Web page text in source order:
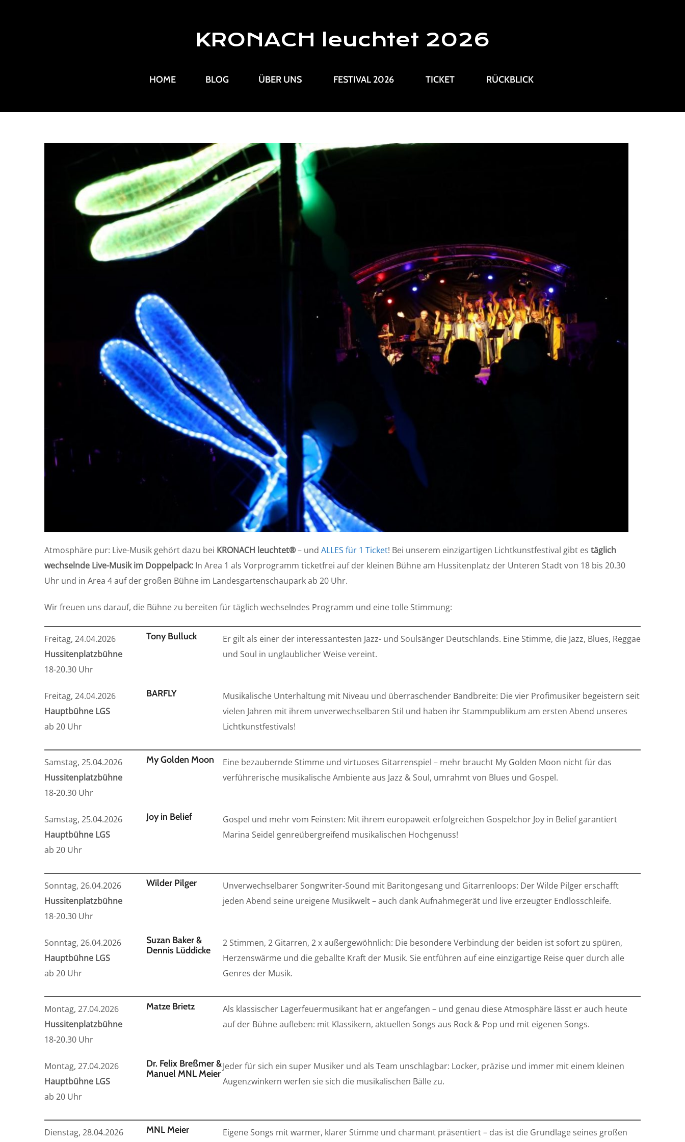
KRONACH leuchtet 2026
HOME BLOG ÜBER UNS FESTIVAL 2026 TICKET RÜCKBLICK
Atmosphäre pur: Live-Musik gehört dazu bei KRONACH leuchtet®– und ALLES für 1 Ticket! Bei unserem einzigartigen Lichtkunstfestival gibt es täglich
wechselnde Live-Musik im Doppelpack: In Area 1 als Vorprogramm ticketfrei auf der kleinen Bühne am Hussitenplatz der Unteren Stadt von 18 bis 20.30
Uhr und in Area 4 auf der großen Bühne im Landesgartenschaupark ab 20 Uhr.
Wir freuen uns darauf, die Bühne zu bereiten für täglich wechselndes Programm und eine tolle Stimmung:
Freitag, 24.04.2026
Hussitenplatzbühne
18-20.30 Uhr
Tony Bulluck
Er gilt als einer der interessantesten Jazz- und Soulsänger Deutschlands. Eine Stimme, die Jazz, Blues, Reggae
und Soul in unglaublicher Weise vereint.
Freitag, 24.04.2026
Hauptbühne LGS
ab 20 Uhr
BARFLY
Musikalische Unterhaltung mit Niveau und überraschender Bandbreite: Die vier Profimusiker begeistern seit
vielen Jahren mit ihrem unverwechselbaren Stil und haben ihr Stammpublikum am ersten Abend unseres
Lichtkunstfestivals!
Samstag, 25.04.2026
Hussitenplatzbühne
18-20.30 Uhr
My Golden Moon
Eine bezaubernde Stimme und virtuoses Gitarrenspiel – mehr braucht My Golden Moon nicht für das
verführerische musikalische Ambiente aus Jazz & Soul, umrahmt von Blues und Gospel.
Samstag, 25.04.2026
Hauptbühne LGS
ab 20 Uhr
Joy in Belief
Gospel und mehr vom Feinsten: Mit ihrem europaweit erfolgreichen Gospelchor Joy in Belief garantiert
Marina Seidel genreübergreifend musikalischen Hochgenuss!
Sonntag, 26.04.2026
Hussitenplatzbühne
18-20.30 Uhr
Wilder Pilger
Unverwechselbarer Songwriter-Sound mit Baritongesang und Gitarrenloops: Der Wilde Pilger erschafft
jeden Abend seine ureigene Musikwelt – auch dank Aufnahmegerät und live erzeugter Endlosschleife.
Sonntag, 26.04.2026
Hauptbühne LGS
ab 20 Uhr
Suzan Baker&
Dennis Lüddicke
2 Stimmen, 2 Gitarren, 2 x außergewöhnlich: Die besondere Verbindung der beiden ist sofort zu spüren,
Herzenswärme und die geballte Kraft der Musik. Sie entführen auf eine einzigartige Reise quer durch alle
Genres der Musik.
Montag, 27.04.2026
Hussitenplatzbühne
18-20.30 Uhr
Matze Brietz
Als klassischer Lagerfeuermusikant hat er angefangen – und genau diese Atmosphäre lässt er auch heute
auf der Bühne aufleben: mit Klassikern, aktuellen Songs aus Rock & Pop und mit eigenen Songs.
Montag, 27.04.2026
Hauptbühne LGS
ab 20 Uhr
Dr. Felix Breßmer &
Manuel MNL Meier
Jeder für sich ein super Musiker und als Team unschlagbar: Locker, präzise und immer mit einem kleinen
Augenzwinkern werfen sie sich die musikalischen Bälle zu.
Dienstag, 28.04.2026
MNL Meier
Eigene Songs mit warmer, klarer Stimme und charmant präsentiert – das ist die Grundlage seines großen